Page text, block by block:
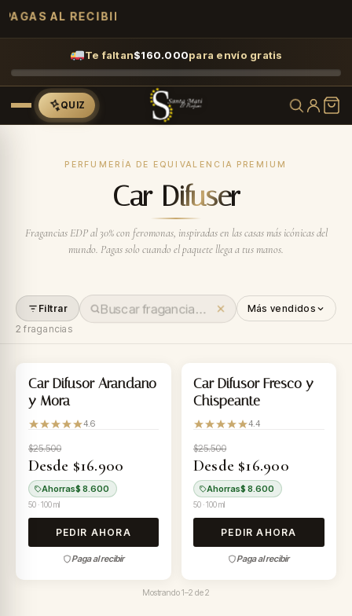
PAGAS AL RECIBIR
Te faltan$160.000para envío gratis
QUIZ
PERFUMERÍA DE EQUIVALENCIA PREMIUM
Car Difuser
Fragancias EDP al 30% con feromonas, inspiradas en las casas más icónicas del
mundo. Pagas solo cuando el paquete llega a tus manos.
Filtrar
2 fragancias
Más vendidos
-34%
Car Difusor Arandano
y Mora
4.6
$25.500
Desde $16.900
Ahorras$ 8.600
50 · 100 ml
PEDIR AHORA
Paga al recibir
-34%
Car Difusor Fresco y
Chispeante
4.4
$25.500
Desde $16.900
Ahorras$ 8.600
50 · 100 ml
PEDIR AHORA
Paga al recibir
Mostrando1–2 de2